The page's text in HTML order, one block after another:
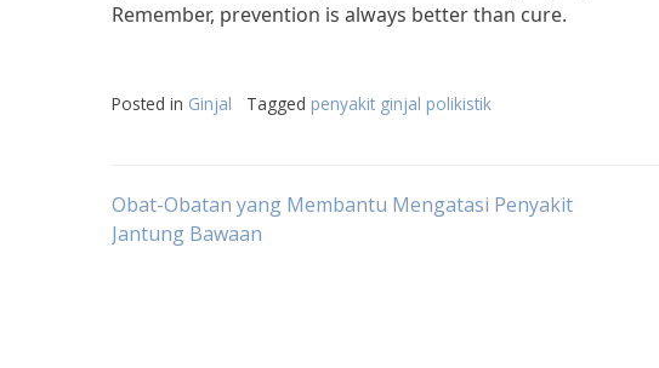
Remember, prevention is always better than cure.
Posted in Ginjal Tagged penyakit ginjal polikistik
Post
Obat-Obatan yang Membantu Mengatasi Penyakit
Jantung Bawaan